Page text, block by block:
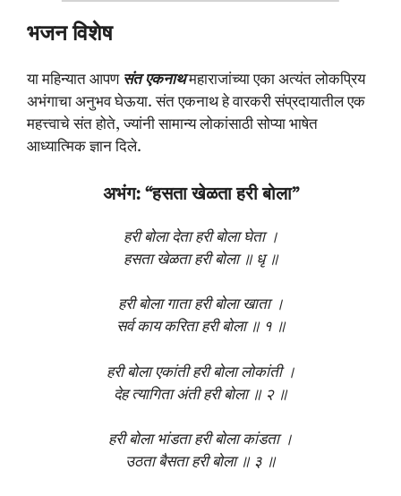
भजन विशेष
या महिन्यात आपण संत एकनाथमहाराजांच्या एका अत्यंत लोकप्रिय
अभंगाचा अनुभव घेऊया. संत एकनाथ हे वारकरी संप्रदायातील एक
महत्त्वाचे संत होते, ज्यांनी सामान्य लोकांसाठी सोप्या भाषेत
आध्यात्मिक ज्ञान दिले.
अभंग: “हसता खेळता हरी बोला”
हरी बोला देता हरी बोला घेता ।
हसता खेळता हरी बोला ॥ धृ ॥
हरी बोला गाता हरी बोला खाता ।
सर्व काय करिता हरी बोला ॥ १ ॥
हरी बोला एकांती हरी बोला लोकांती ।
देह त्यागिता अंती हरी बोला ॥ २ ॥
हरी बोला भांडता हरी बोला कांडता ।
उठता बैसता हरी बोला ॥ ३ ॥